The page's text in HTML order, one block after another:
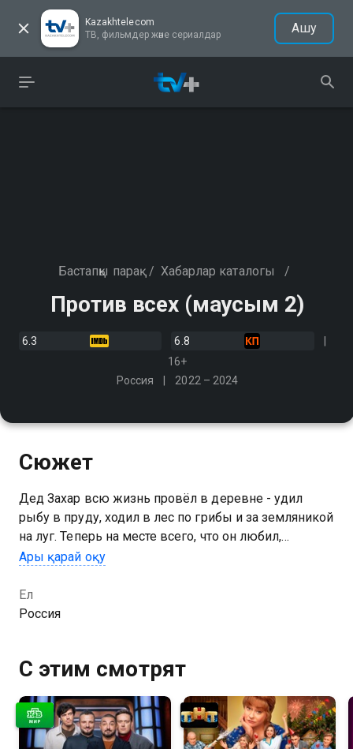
Kazakhtelecom
ТВ, фильмдер және сериалдар
Ашу
Бастапқы парақ / Хабарлар каталогы /
Против всех (маусым 2)
6.3
6.8
16+
Россия
2022 – 2024
Сюжет
Дед Захар всю жизнь провёл в деревне - удил
рыбу в пруду, ходил в лес по грибы и за земляникой
на луг. Теперь на месте всего, что он любил,
построили современный ЖК с пластиковыми
2 маусымын Против всех сериалының онлайн көру
Ары қарай оқу
Ел
Россия
С этим смотрят